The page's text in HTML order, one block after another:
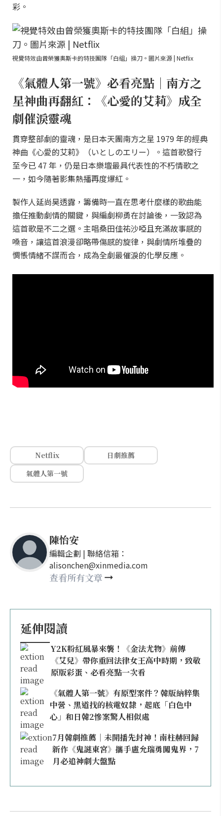
彩。
視覺特效由曾榮獲奧斯卡的特技團隊「白組」操刀。圖片來源 | Netflix
《氣體人第一號》必看亮點｜南方之
星神曲再翻紅：《心愛的艾莉》成全
劇催淚靈魂
貫穿整部劇的靈魂，是日本天團南方之星 1979 年的經典
神曲《心愛的艾莉》（いとしのエリー）。這首歌發行
至今已 47 年，仍是日本樂壇最具代表性的不朽情歌之
一，如今隨著影集熱播再度爆紅。
製作人延尚昊透露，籌備時一直在思考什麼樣的歌曲能
擔任推動劇情的關鍵，與編劇柳勇在討論後，一致認為
這首歌是不二之選。主唱桑田佳祐沙啞且充滿故事感的
嗓音，讓這首浪漫卻略帶傷感的旋律，與劇情所堆疊的
惆悵情緒不謀而合，成為全劇最催淚的化學反應。
Netflix
日劇推薦
氣體人第一號
陳怡安
編輯企劃 | 聯絡信箱：
alisonchen@xinmedia.com
查看所有文章
延伸閱讀
Y2K粉紅風暴來襲！《金法尤物》前傳
《艾兒》帶你重回法律女王高中時期，致敬
原版彩蛋、必看亮點一次看
《氣體人第一號》有原型案件？韓版納粹集
中營、黑道找的核電奴隸，起底「白色中
心」和日韓2慘案驚人相似處
7月韓劇推薦｜未開播先封神！南柱赫回歸
新作《鬼謎東宮》攜手盧允瑞勇闖鬼界，7
月必追神劇大盤點